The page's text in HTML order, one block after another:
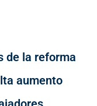
de la reforma
aumento